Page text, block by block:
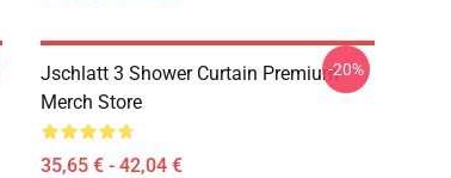
Jschlatt 3 Shower Curtain Premium
Merch Store
35,65 € - 42,04 €
-20%